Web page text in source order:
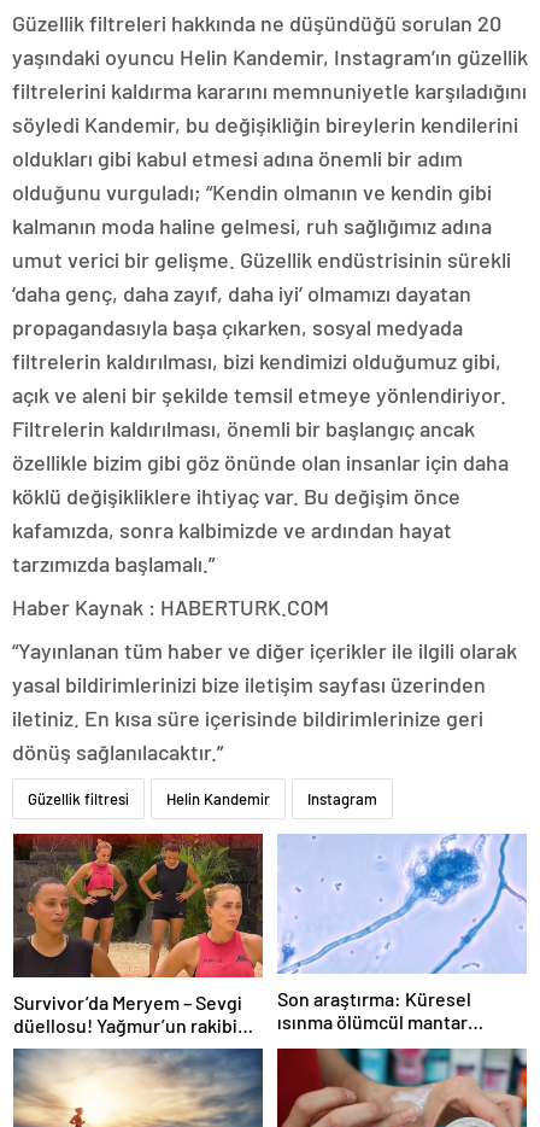
Güzellik filtreleri hakkında ne düşündüğü sorulan 20
yaşındaki oyuncu Helin Kandemir, Instagram’ın güzellik
filtrelerini kaldırma kararını memnuniyetle karşıladığını
söyledi Kandemir, bu değişikliğin bireylerin kendilerini
oldukları gibi kabul etmesi adına önemli bir adım
olduğunu vurguladı; “Kendin olmanın ve kendin gibi
kalmanın moda haline gelmesi, ruh sağlığımız adına
umut verici bir gelişme. Güzellik endüstrisinin sürekli
‘daha genç, daha zayıf, daha iyi’ olmamızı dayatan
propagandasıyla başa çıkarken, sosyal medyada
filtrelerin kaldırılması, bizi kendimizi olduğumuz gibi,
açık ve aleni bir şekilde temsil etmeye yönlendiriyor.
Filtrelerin kaldırılması, önemli bir başlangıç ancak
özellikle bizim gibi göz önünde olan insanlar için daha
köklü değişikliklere ihtiyaç var. Bu değişim önce
kafamızda, sonra kalbimizde ve ardından hayat
tarzımızda başlamalı.”
Haber Kaynak : HABERTURK.COM
“Yayınlanan tüm haber ve diğer içerikler ile ilgili olarak
yasal bildirimlerinizi bize iletişim sayfası üzerinden
iletiniz. En kısa süre içerisinde bildirimlerinize geri
dönüş sağlanılacaktır.”
Güzellik filtresi Helin Kandemir Instagram
Survivor’da Meryem – Sevgi
düellosu! Yağmur’un rakibi
belli oldu
Son araştırma: Küresel
ısınma ölümcül mantar
hastalığını yayabilir